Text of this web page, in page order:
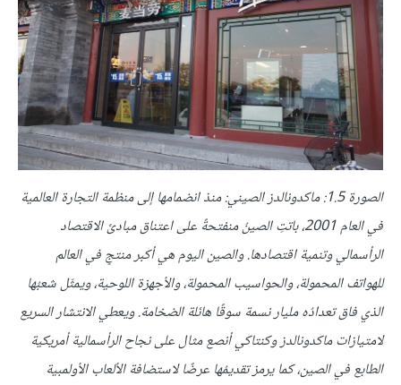
الصورة 1.5: ماكدونالدز الصيني: منذ انضمامها إلى منظمة التجارة العالمية
في العام 2001، باتتِ الصينُ منفتحةً على اعتناق مبادئ الاقتصاد
الرأسمالي وتنمية اقتصادها. والصين اليوم هي أكبر منتجٍ في العالم
للهواتف المحمولة، والحواسيب المحمولة، والأجهزة اللوحية، ويمثّل شعبُها
الذي فاق تعدادُه مليار نسمة سوقًا هائلة الضخامة. ويعطي الانتشار السريع
لامتيازات ماكدونالدز وكنتاكي أنصع مثال على نجاح الرأسمالية أمريكية
الطابع في الصين، كما يرمز تقديمُها عرضًا لاستضافة الألعاب الأولمبية